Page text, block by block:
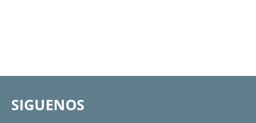
SIGUENOS